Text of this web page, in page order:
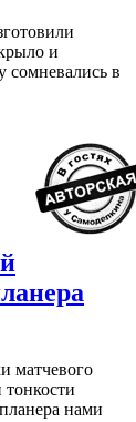
и
сомневались в
матчевого
нами